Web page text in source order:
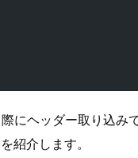
にヘッダー取り込み
紹介します。